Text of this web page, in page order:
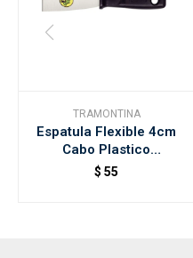
TRAMONTINA
Espatula Flexible 4cm
Cabo Plastico
Tramontina
$ 55